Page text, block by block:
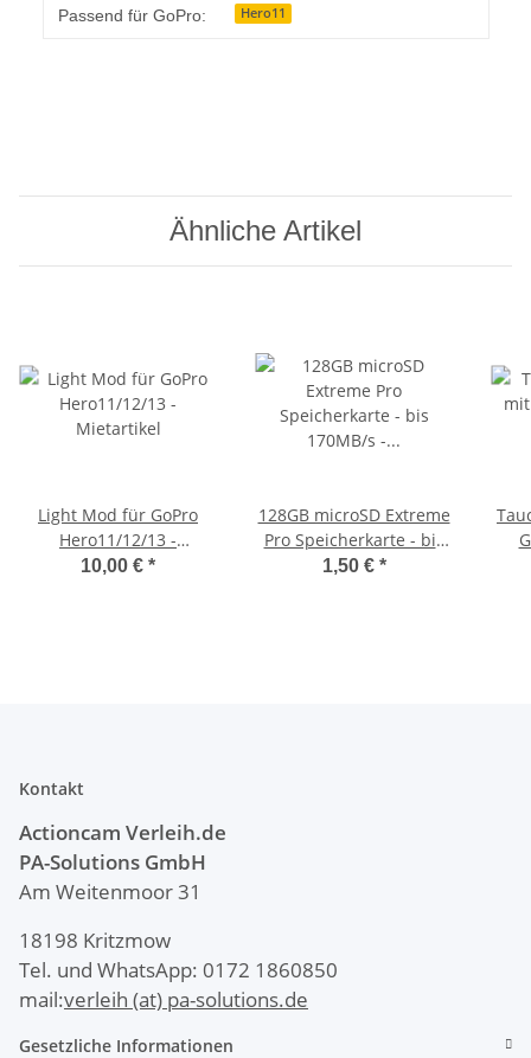
Produkteigenschaft
Wert
Passend für GoPro: Hero11
Ähnliche Artikel
Light Mod für GoPro
Hero11/12/13 -
Mietartikel
10,00 € *
128GB microSD Extreme
Pro Speicherkarte - bis
170MB/s - Mietartikel
1,50 € *
Kontakt
Actioncam Verleih.de
PA-Solutions GmbH
Am Weitenmoor 31
18198 Kritzmow
Tel. und WhatsApp: 0172 1860850
mail:verleih (at) pa-solutions.de
Gesetzliche Informationen